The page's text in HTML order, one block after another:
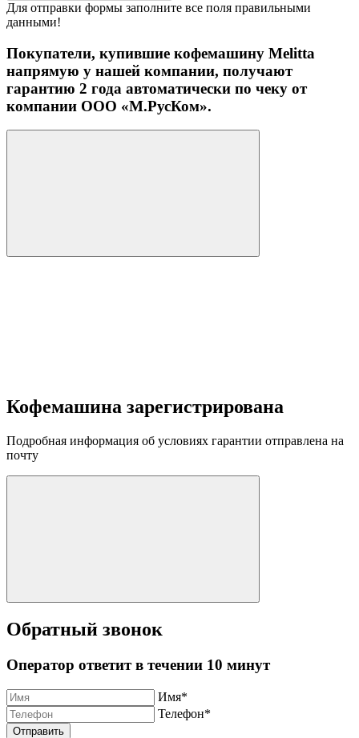
Для отправки формы заполните все поля правильными
данными!
Покупатели, купившие кофемашину Melitta
напрямую у нашей компании, получают
гарантию 2 года автоматически по чеку от
компании ООО «М.РусКом».
Кофемашина зарегистрирована
Подробная информация об условиях гарантии отправлена на
почту
Обратный звонок
Оператор ответит в течении 10 минут
Имя*
Телефон*
Отправить